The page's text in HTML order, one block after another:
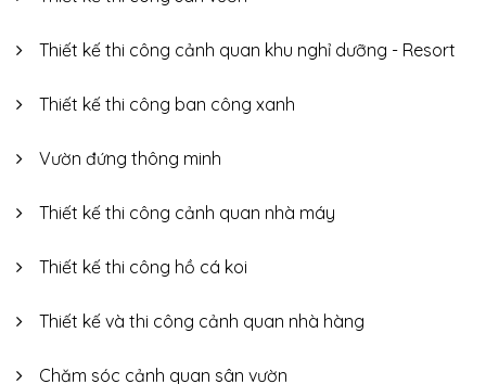
Thiết kế thi công cảnh quan khu nghỉ dưỡng - Resort
Thiết kế thi công ban công xanh
Vườn đứng thông minh
Thiết kế thi công cảnh quan nhà máy
Thiết kế thi công hồ cá koi
Thiết kế và thi công cảnh quan nhà hàng
Chăm sóc cảnh quan sân vườn